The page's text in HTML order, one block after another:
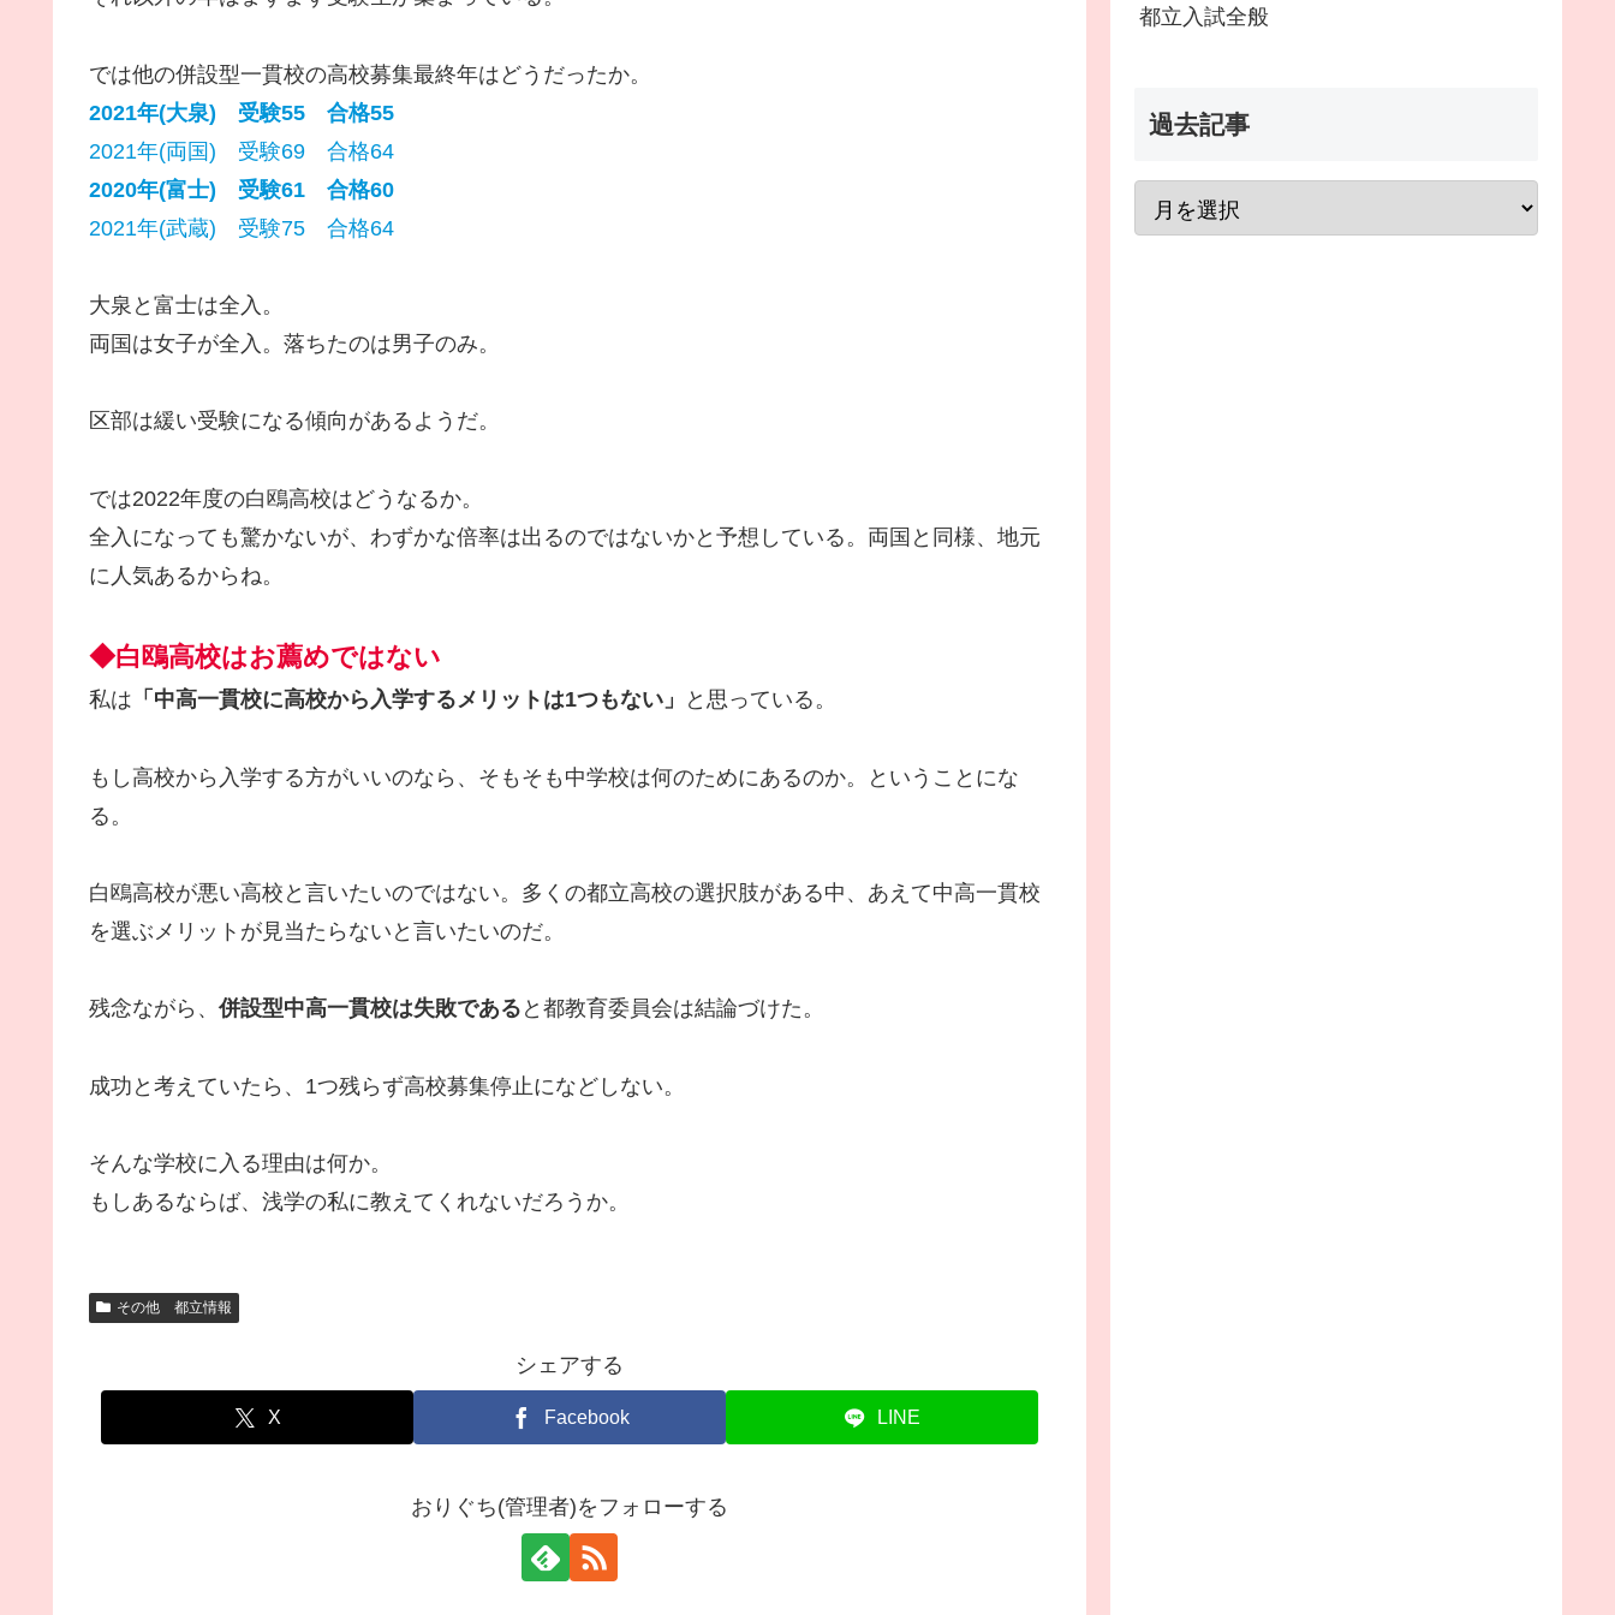
では他の併設型一貫校の高校募集最終年はどうだったか。
2021年(大泉) 受験55 合格55
2021年(両国) 受験69 合格64
2020年(富士) 受験61 合格60
2021年(武蔵) 受験75 合格64
大泉と富士は全入。
両国は女子が全入。落ちたのは男子のみ。
区部は緩い受験になる傾向があるようだ。
では2022年度の白鴎高校はどうなるか。
全入になっても驚かないが、わずかな倍率は出るのではないかと予想している。両国と同様、地元
に人気あるからね。
◆白鴎高校はお薦めではない
私は 「中高一貫校に高校から入学するメリットは1つもない」 と思っている。
もし高校から入学する方がいいのなら、そもそも中学校は何のためにあるのか。ということにな
る。
白鴎高校が悪い高校と言いたいのではない。多くの都立高校の選択肢がある中、あえて中高一貫校
を選ぶメリットが見当たらないと言いたいのだ。
残念ながら、 併設型中高一貫校は失敗である と都教育委員会は結論づけた。
成功と考えていたら、1つ残らず高校募集停止になどしない。
そんな学校に入る理由は何か。
もしあるならば、浅学の私に教えてくれないだろうか。
その他 都立情報
シェアする
X Facebook LINE
おりぐち(管理者)をフォローする
都立入試全般
過去記事